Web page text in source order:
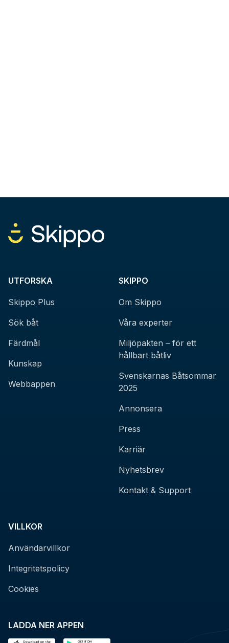
LADDA NER APPEN
UTFORSKA
Skippo Plus
Sök båt
Färdmål
Kunskap
Webbappen
SKIPPO
Om Skippo
Våra experter
Miljöpakten – för ett
hållbart båtliv
Svenskarnas Båtsommar
2025
Annonsera
Press
Karriär
Nyhetsbrev
Kontakt & Support
VILLKOR
Användarvillkor
Integritetspolicy
Cookies